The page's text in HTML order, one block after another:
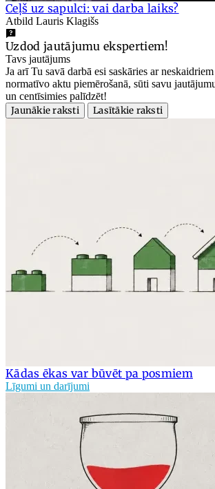
Ceļš uz sapulci: vai darba laiks?
Atbild Lauris Klagišs
Uzdod jautājumu ekspertiem!
Tavs jautājums
Ja arī Tu savā darbā esi saskāries ar
normatīvo aktu piemērošanā, sūti savu
un centīsimies palīdzēt!
Jaunākie raksti
Lasītākie raksti
Kādas ēkas var būvēt pa posmiem
Līgumi un darījumi